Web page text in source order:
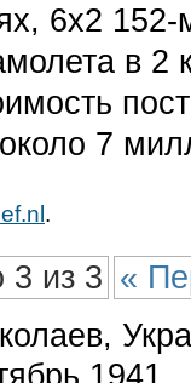
6х2
в 2
7
.
3 из 3 «
1941